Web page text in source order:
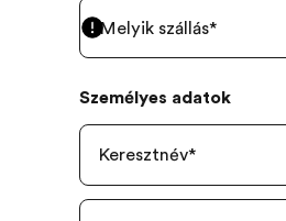
Melyik szállás*
Személyes adatok
Keresztnév*